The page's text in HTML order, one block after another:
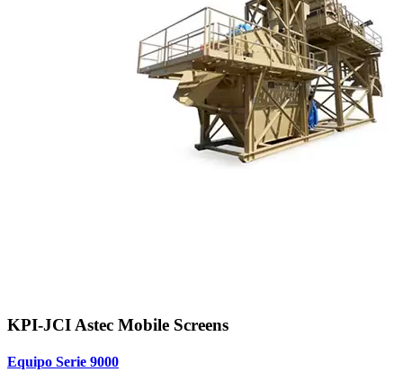
KPI-JCI Astec Mobile Screens
Equipo Serie 9000